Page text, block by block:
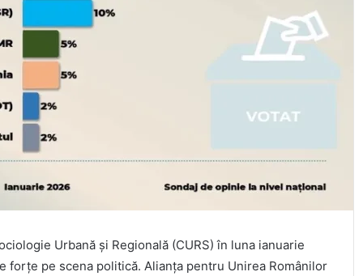
Urbană și Regională (CURS) în luna ianuarie
forțe pe scena politică. Alianța pentru Unirea Românilor